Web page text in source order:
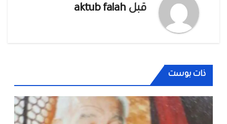
قبلaktub falah
ذات بوست